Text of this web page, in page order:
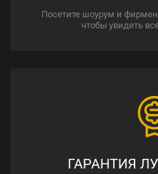
Посетите шоурум и
чтобы увидеть
ГАРАНТИЯ